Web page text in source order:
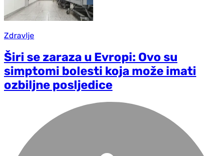
Zdravlje
Širi se zaraza u Evropi: Ovo su
simptomi bolesti koja može imati
ozbiljne posljedice